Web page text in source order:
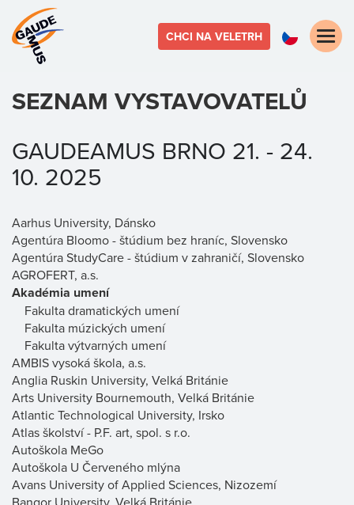
CHCI NA VELETRH
Toggle
SEZNAM VYSTAVOVATELŮ
GAUDEAMUS BRNO 21. - 24.
10. 2025
Aarhus University, Dánsko
Agentúra Bloomo - štúdium bez hraníc, Slovensko
Agentúra StudyCare - štúdium v zahraničí, Slovensko
AGROFERT, a.s.
Akadémia umení
Fakulta dramatických umení
Fakulta múzických umení
Fakulta výtvarných umení
AMBIS vysoká škola, a.s.
Anglia Ruskin University, Velká Británie
Arts University Bournemouth, Velká Británie
Atlantic Technological University, Irsko
Atlas školství - P.F. art, spol. s r.o.
Autoškola MeGo
Autoškola U Červeného mlýna
Avans University of Applied Sciences, Nizozemí